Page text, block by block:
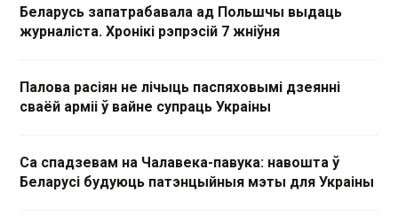
Беларусь запатрабавала ад Польшчы выдаць
журналіста. Хронікі рэпрэсій 7 жніўня
Палова расіян не лічыць паспяховымі дзеянні
сваёй арміі ў вайне супраць Украіны
Са спадзевам на Чалавека-павука: навошта ў
Беларусі будуюць патэнцыйныя мэты для Украіны